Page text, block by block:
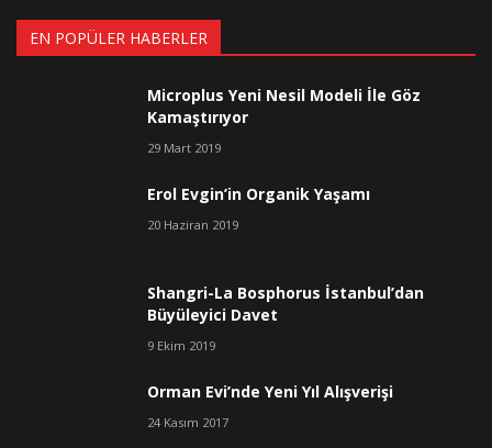
EN POPÜLER HABERLER
Microplus Yeni Nesil Modeli İle Göz
Kamaştırıyor
29 Mart 2019
Erol Evgin’in Organik Yaşamı
20 Haziran 2019
Shangri-La Bosphorus İstanbul’dan
Büyüleyici Davet
9 Ekim 2019
Orman Evi’nde Yeni Yıl Alışverişi
24 Kasım 2017